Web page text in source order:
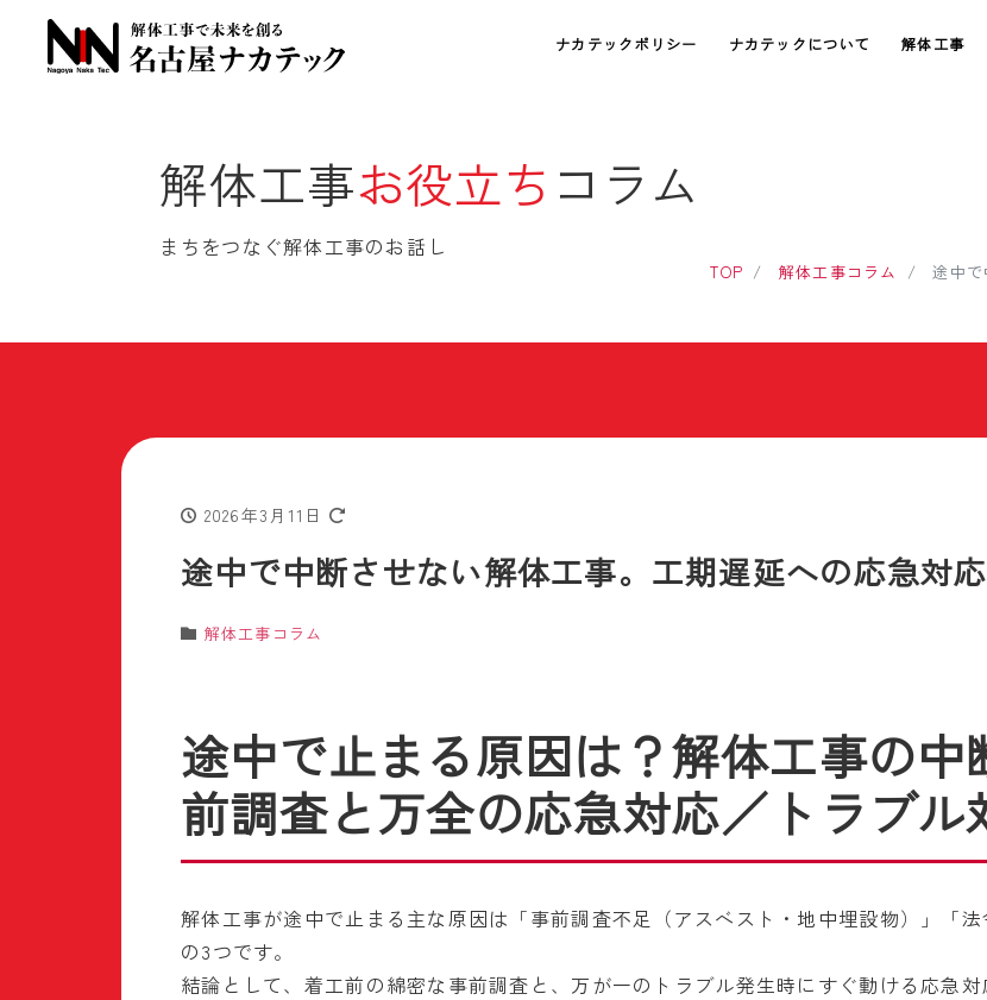
ナカテックポリシー ナカテックについて 解体工事
解体工事お役立ち コラム
まちをつなぐ解体工事のお話し
TOP 解体工事コラム 途中
2026年3月11日
途中で中断させない解体工事。工期遅延への応急対
解体工事コラム
途中で止まる原因は？解体工事の
前調査と万全の応急対応／トラブル
解体工事が途中で止まる主な原因は「事前調査不足（アスベスト・地中埋設物）」「
の3つです。
結論として、着工前の綿密な事前調査と、万が一のトラブル発生時にすぐ動ける応急